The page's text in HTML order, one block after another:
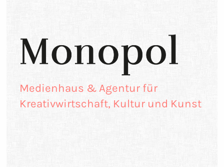
Monopol
Medienhaus & Agentur für
Kreativwirtschaft, Kultur und Kunst